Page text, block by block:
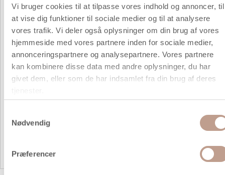
Vi bruger cookies til at tilpasse vores indhold og annoncer, til
at vise dig funktioner til sociale medier og til at analysere
vores trafik. Vi deler også oplysninger om din brug af vores
hjemmeside med vores partnere inden for sociale medier,
annonceringspartnere og analysepartnere. Vores partnere
kan kombinere disse data med andre oplysninger, du har
givet dem, eller som de har indsamlet fra din brug af deres
Nødvendig
Præferencer